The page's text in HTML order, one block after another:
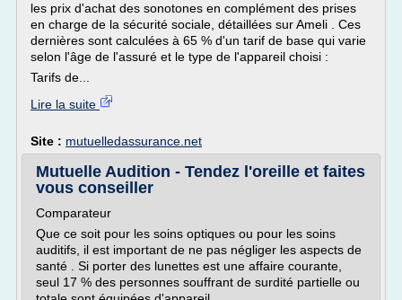
les prix d'achat des sonotones en complément des prises
en charge de la sécurité sociale, détaillées sur Ameli . Ces
dernières sont calculées à 65 % d'un tarif de base qui varie
selon l'âge de l'assuré et le type de l'appareil choisi :
Tarifs de...
Lire la suite
Site : mutuelledassurance.net
Mutuelle Audition - Tendez l'oreille et faites
vous conseiller
Comparateur
Que ce soit pour les soins optiques ou pour les soins
auditifs, il est important de ne pas négliger les aspects de
santé . Si porter des lunettes est une affaire courante,
seul 17 % des personnes souffrant de surdité partielle ou